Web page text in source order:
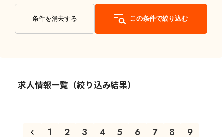
条件を消去する この条件で絞り込む
求人情報一覧（絞り込み結果）
1 2 3 4 5 6 7 8 9